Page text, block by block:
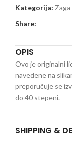
Kategorija: Zaga
Share:
OPIS
Ovo je originalni
navedene na
preporučuje se
do 40 stepeni.
SHIPPING &